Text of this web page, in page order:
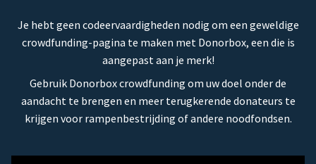
Je hebt geen codeervaardigheden nodig om een geweldige
crowdfunding-pagina te maken met Donorbox, een die is
aangepast aan je merk!
Gebruik Donorbox crowdfunding om uw doel onder de
aandacht te brengen en meer terugkerende donateurs te
krijgen voor rampenbestrijding of andere noodfondsen.